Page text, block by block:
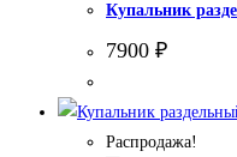
Купальник
7900 ₽
Распродажа!